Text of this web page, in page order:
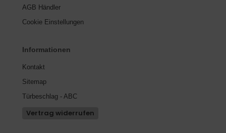
AGB Händler
Cookie Einstellungen
Informationen
Kontakt
Sitemap
Türbeschlag - ABC
Vertrag widerrufen